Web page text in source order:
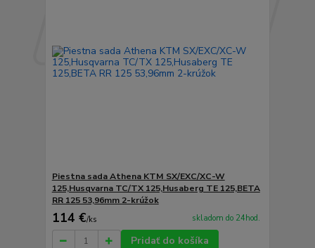
Piestna sada Athena KTM SX/EXC/XC-W
125,Husqvarna TC/TX 125,Husaberg TE 125,BETA
RR 125 53,96mm 2-krúžok
114 €/ks skladom do 24hod.
Pridať do košíka